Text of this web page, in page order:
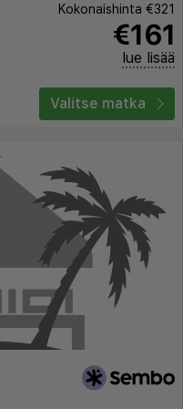
Kokonaishinta €321
€161
lue lisää
Valitse matka